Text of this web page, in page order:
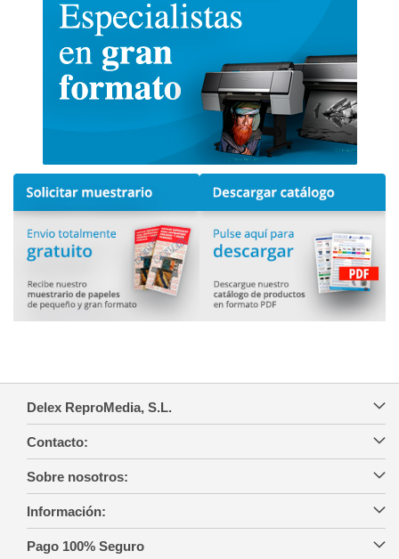
Delex ReproMedia, S.L.
Contacto:
Sobre nosotros:
Información:
Pago 100% Seguro